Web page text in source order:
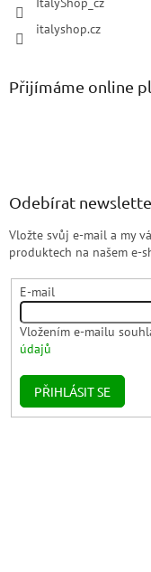
italyshop.cz
Přijímáme online
Odebírat
Vložte svůj e-mail a my
produktech na našem e-
E-mail
Vložením e-mailu
údajů
PŘIHLÁSIT SE